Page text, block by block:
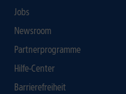
Jobs
Newsroom
Partnerprogramme
Hilfe-Center
Barrierefreiheit